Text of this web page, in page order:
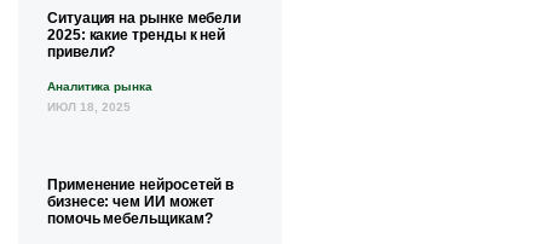
Ситуация на рынке мебели
2025: какие тренды к ней
привели?
Аналитика рынка
ИЮЛ 18, 2025
Применение нейросетей в
бизнесе: чем ИИ может
помочь мебельщикам?